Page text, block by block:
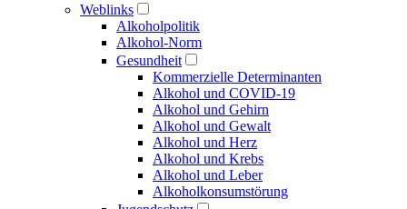
Weblinks
Alkoholpolitik
Alkohol-Norm
Gesundheit
Kommerzielle Determinanten
Alkohol und COVID-19
Alkohol und Gehirn
Alkohol und Gewalt
Alkohol und Herz
Alkohol und Krebs
Alkohol und Leber
Alkoholkonsumstörung